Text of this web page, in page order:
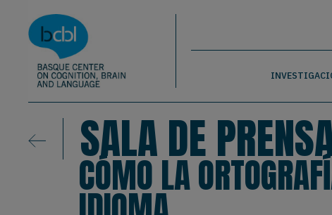
Basque Center on Cognition, Brain &
SALA DE
CÓMO LA